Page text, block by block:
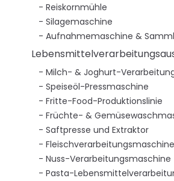
Reiskornmühle
Silagemaschine
Aufnahmemaschine &
Milch- & Joghurt-
Speiseöl-Pressmaschine
Fritte-Food-Produktionslinie
Früchte- &
Saftpresse und Extraktor
Fleischverarbeitungsmaschine
Nuss-Verarbeitungsmaschine
Pasta-